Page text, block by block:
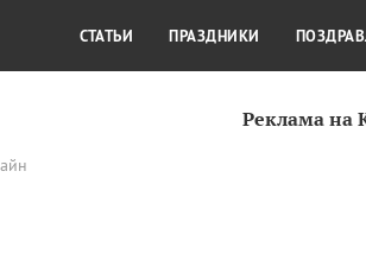
Реклама на
КУЛЬТУРА
СТАТЬИ ПРАЗДНИКИ